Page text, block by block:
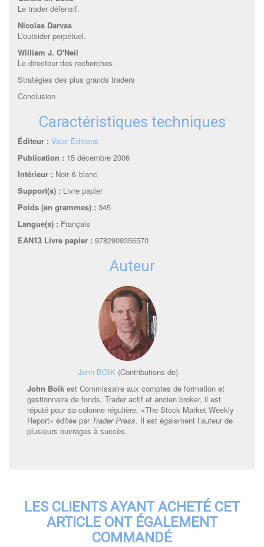
Le trader défensif.
Nicolas Darvas
L'outsider perpétuel.
William J. O'Neil
Le directeur des recherches.
Stratégies des plus grands traders
Conclusion
Caractéristiques techniques
Éditeur : Valor Editions
Publication : 15 décembre 2006
Intérieur : Noir & blanc
Support(s) : Livre papier
Poids (en grammes) : 345
Langue(s) : Français
EAN13 Livre papier : 9782909356570
Auteur
John BOIK(Contributions de)
John Boik est Commissaire aux comptes de formation et
gestionnaire de fonds. Trader actif et ancien broker, il est
réputé pour sa colonne régulière, «The Stock Market Weekly
Report» éditée par Trader Press. Il est également l’auteur de
plusieurs ouvrages à succès.
LES CLIENTS AYANT ACHETÉ CET
ARTICLE ONT ÉGALEMENT
COMMANDÉ